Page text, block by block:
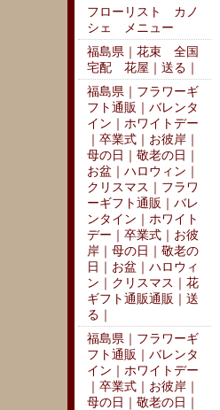
フローリスト カノ
シェ メニュー
福島県｜花束 全国
宅配 花屋｜送る｜
福島県｜フラワーギ
フト通販｜バレンタ
イン｜ホワイトデー
｜卒業式｜お彼岸｜
母の日｜敬老の日｜
お盆｜ハロウィン｜
クリスマス｜フラワ
ーギフト通販｜バレ
ンタイン｜ホワイト
デー｜卒業式｜お彼
岸｜母の日｜敬老の
日｜お盆｜ハロウィ
ン｜クリスマス｜花
ギフト通販通販｜送
る｜
福島県｜フラワーギ
フト通販｜バレンタ
イン｜ホワイトデー
｜卒業式｜お彼岸｜
母の日｜敬老の日｜